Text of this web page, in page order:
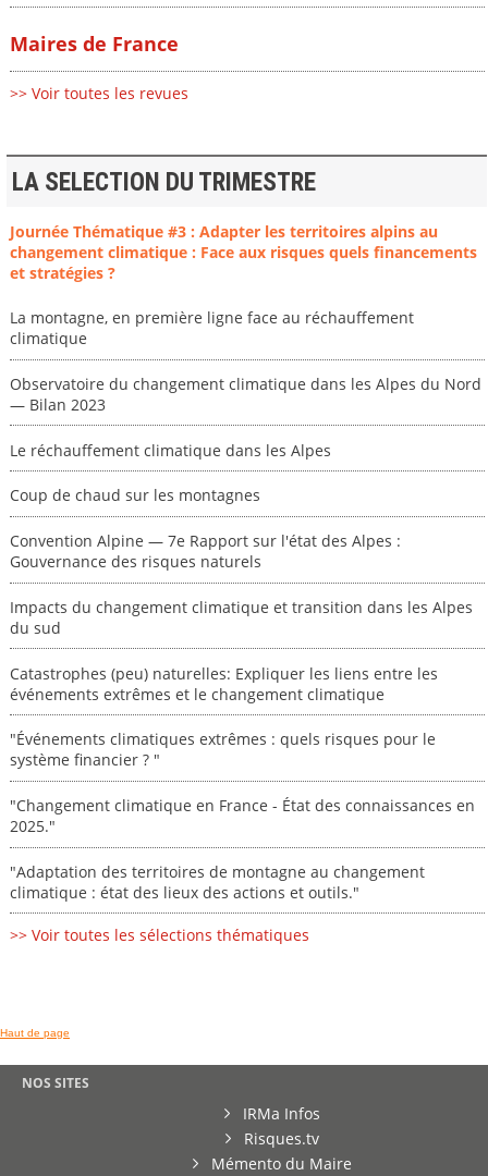
Maires de France
>> Voir toutes les revues
LA SELECTION DU TRIMESTRE
Journée Thématique #3 : Adapter les territoires alpins au
changement climatique : Face aux risques quels financements
et stratégies ?
La montagne, en première ligne face au réchauffement
climatique
Observatoire du changement climatique dans les Alpes du Nord
— Bilan 2023
Le réchauffement climatique dans les Alpes
Coup de chaud sur les montagnes
Convention Alpine — 7e Rapport sur l'état des Alpes :
Gouvernance des risques naturels
Impacts du changement climatique et transition dans les Alpes
du sud
Catastrophes (peu) naturelles: Expliquer les liens entre les
événements extrêmes et le changement climatique
"Événements climatiques extrêmes : quels risques pour le
système financier ? "
"Changement climatique en France - État des connaissances en
2025."
"Adaptation des territoires de montagne au changement
climatique : état des lieux des actions et outils."
>> Voir toutes les sélections thématiques
Haut de page
NOS SITES
IRMa Infos
Risques.tv
Mémento du Maire